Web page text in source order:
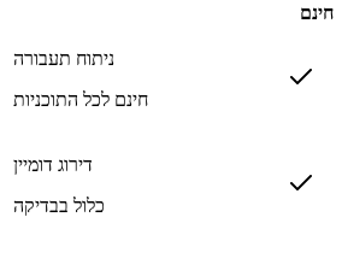
חינם
ניתוח תעבורה
חינם לכל התוכניות
דירוג דומיין
כלול בבדיקה